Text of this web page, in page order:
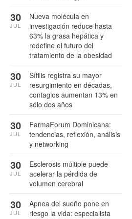
Nueva molécula en
investigación reduce hasta
63% la grasa hepática y
redefine el futuro del
tratamiento de la obesidad
30
JUL
Sífilis registra su mayor
resurgimiento en décadas,
contagios aumentan 13% en
sólo dos años
30
JUL
FarmaForum Dominicana:
tendencias, reflexión, análisis
y networking
30
JUL
Esclerosis múltiple puede
acelerar la pérdida de
volumen cerebral
30
JUL
Apnea del sueño pone en
riesgo la vida: especialista
30
JUL